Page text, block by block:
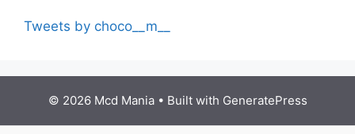
Tweets by choco__m__
© 2026 Mcd Mania• Built with GeneratePress